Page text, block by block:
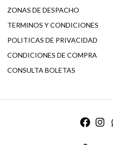
ZONAS DE DESPACHO
TERMINOS Y CONDICIONES
POLITICAS DE PRIVACIDAD
CONDICIONES DE COMPRA
CONSULTA BOLETAS